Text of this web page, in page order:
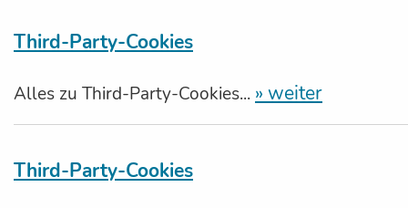
Third-Party-Cookies
Alles zu Third-Party-Cookies... » weiter
Third-Party-Cookies